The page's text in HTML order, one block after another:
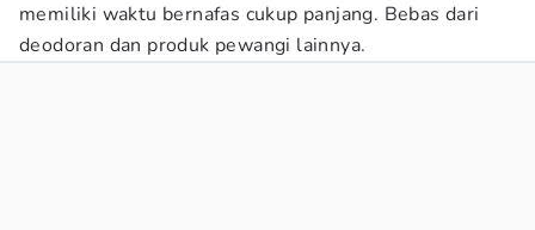
memiliki waktu bernafas cukup panjang. Bebas dari
deodoran dan produk pewangi lainnya.